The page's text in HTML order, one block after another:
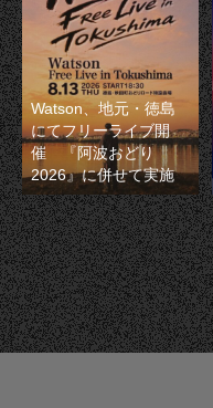
Watson、地元・徳島
にてフリーライブ開
催 『阿波おどり
2026』に併せて実施